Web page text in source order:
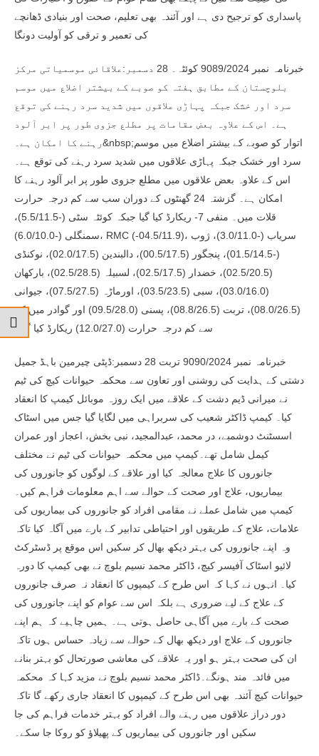
پاسداری کو ترجیح دی ہے اور آئندہ بھی تعلیم، صحت اور بنیادی ڈھانچے
کی تعمیر و ترقی کو آولیت دونگا
خبرنامہ نمبر 9089/2024 کوئٹہ۔ 28 دسمبر:علاقائی موسمیاتی مرکز
بلوچستان کے مطابق ہفتہ کو صوبے کے بیشتر اضلاع میں موسم
سرد اور خشک جبکہ پہاڑی علاقوں میں شدید سرد رہنے کی توقع
ہے۔ اس کے علاوہ بعض مقامات پر مطلع جزوی طور پر ابر آلود
رہنے کا امکان ہے۔&nbsp;اتوار کو صوبے کے بیشتر اضلاع میں موسم
سرد اور خشک جبکہ پہاڑی علاقوں میں شدید سرد رہنے کی توقع ہے۔
اس کے علاوہ بعض علاقوں میں مطلع جزوی طور پر ابر آلود رہنے کا
امکان ہے۔ گزشتہ 24 گھنٹوں کے دوران سب سے کم درجہ حرارت
قلات میں۔ منفی 7- ریکارڈ کیا گیا جبکہ کوئٹہ سٹی (-5.5/11.5)،
سمنگلی (-6.0/10.0)، RMC (-04.5/11.9)، سریاب (-3.0/11.0)، ژوب
(-01.5/14.5)، پنجگور (00.5/17.5)، دالبندین (02.0/17.5)، نوکنڈی
(02.5/20.5)، خضدار (02.5/17.5)، لسبیلہ (02.5/28.5)، بارکھان
(03.0/16.0)، سبی (03.5/23.5)، اورماڑہ (07.5/27.5)، جیوانی
(08.0/26.5)، تربت (08.8/26.5)، پسنی (09.5/28.0) اور گوادر میں کم
سے کم درجہ حرارت (12.0/27.0) ریکارڈ کیا گیا۔
خبرنامہ نمبر 9090/2024 تربت 28 دسمبر:ڈپٹی چیرمین باہڈ جمیل
دشتی کے ہدایت کی روشنی اور تعاون سے محکمہ حیوانات کیچ کی ٹیم
نے میرانی ڈیم دشت کے علاقے میں ایک روزہ موبائل کیمپ کا انعقاد
کیا۔ کیمپ ڈاکٹر شعیب کی سربراہی میں لگایا گیا جس میں اسٹاک
اسسٹنٹ دوشمبے، در محمد، عبدالمجید، نبی بخش، اعجاز اور عمران
کیمل شامل تھے۔کیمپ میں محکمہ حیوانات کی ٹیم نے مختلف
جانوروں کا علاج معالجہ کیا اور علاقے کے لوگوں کو جانوروں کی
بیماریوں، علاج اور صحت کے حوالے سے اہم معلومات فراہم کیں۔
کیمپ میں شامل عملے نے مقامی افراد کو جانوروں کی بیماریوں کی
علامات، علاج کے طریقوں اور احتیاطی تدابیر کے بارے میں آگاہ کیا تاکہ
وہ اپنے جانوروں کی بہتر دیکھ بھال کر سکیں اس موقع پر ڈسٹرکٹ
لائیو اسٹاک آفیسر کیچ، ڈاکٹر محمد نسیم بلوچ نے بھی کیمپ کا دورہ
کیا۔ انہوں نے کہا کہ اس طرح کے کیمپوں کا انعقاد نہ صرف جانوروں
کے علاج کے لیے ضروری ہے بلکہ اس سے عوام کو اپنے جانوروں کی
صحت کے بارے میں آگاہی حاصل ہوتی ہے۔ ہمیں چاہیے کہ ہم اپنے
جانوروں کے علاج اور دیکھ بھال کے حوالے سے زیادہ حساس ہوں تاکہ
ان کی صحت بہتر ہو اور یہ علاقے کی معاشی صورتحال کو بہتر بنانے
میں فائدہ مند ہونگے۔ڈاکٹر محمد نسیم بلوچ نے مزید کہا کہ محکمہ
حیوانات کیچ آئندہ بھی اس طرح کے کیمپوں کا انعقاد جاری رکھے گا تاکہ
دور دراز علاقوں میں رہنے والے افراد کو بہتر خدمات فراہم کی جا
سکیں اور جانوروں کی بیماریوں کے پھیلاؤ کو روکا جا سکے۔